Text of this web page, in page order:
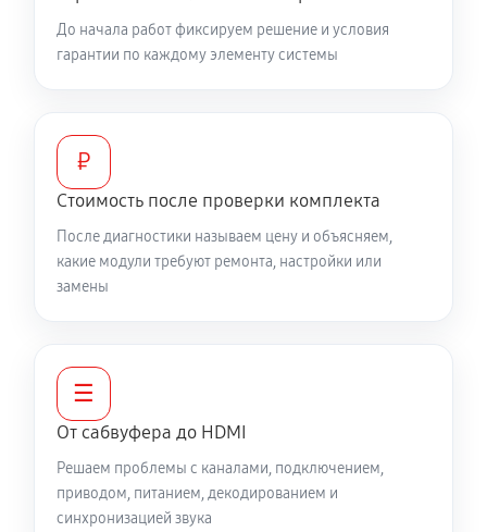
До начала работ фиксируем решение и условия
гарантии по каждому элементу системы
₽
Стоимость после проверки комплекта
После диагностики называем цену и объясняем,
какие модули требуют ремонта, настройки или
замены
☰
От сабвуфера до HDMI
Решаем проблемы с каналами, подключением,
приводом, питанием, декодированием и
синхронизацией звука